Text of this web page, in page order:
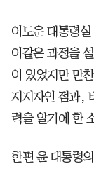
이도운 대통령
이같은 과정을
이 있었지만 만
지지자인 점과,
력을 알기에 한
한편 윤 대통령